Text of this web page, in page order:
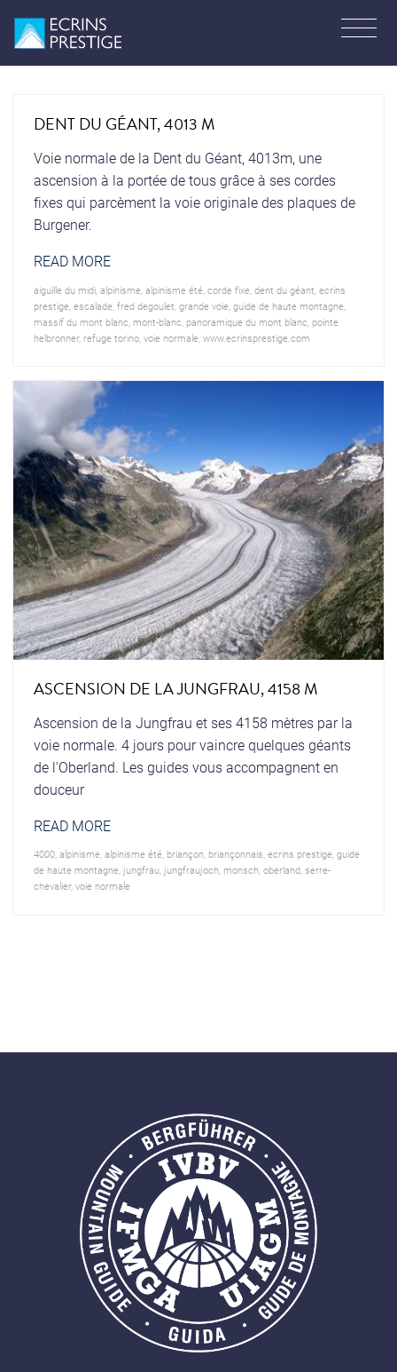
DENT DU GÉANT, 4013 M
Voie normale de la Dent du Géant, 4013m, une
ascension à la portée de tous grâce à ses cordes
fixes qui parcèment la voie originale des plaques de
Burgener.
READ MORE
aiguille du midi, alpinisme, alpinisme été, corde fixe, dent du géant ecrins
prestige, escalade, fred degoulet grande voie, guide de haute montagne,
massif du mont blanc mont-blanc panoramique du mont blanc pointe
helbronner, refuge torino, voie normale, www.ecrinsprestige.com
ASCENSION DE LA JUNGFRAU, 4158 M
Ascension de la Jungfrau et ses 4158 mètres par la
voie normale. 4 jours pour vaincre quelques géants
de l'Oberland. Les guides vous accompagnent en
douceur
READ MORE
4000, alpinisme, alpinisme été, briançon, briançonnais, ecrins prestige, guide
de haute montagne, jungfrau, jungfraujoch, monsch, oberland, serre-
chevalier, voie normale